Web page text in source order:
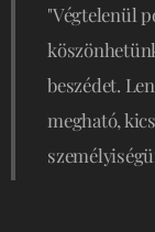
"Végtelenül
beszédet.
megható,